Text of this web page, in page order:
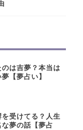
は吉夢？本当は
【夢占い】
受けてる？人生
夢の話【夢占